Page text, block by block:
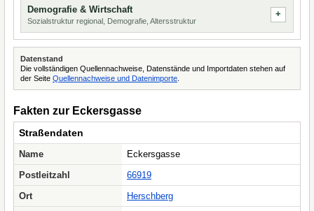
Demografie & Wirtschaft
Sozialstruktur regional, Demografie, Altersstruktur
Datenstand
Die vollständigen Quellennachweise, Datenstände und Importdaten stehen auf
der Seite Quellennachweise und Datenimporte
Fakten zur Eckersgasse
Straßendaten
Name
Eckersgasse
Postleitzahl
66919
Ort
Herschberg